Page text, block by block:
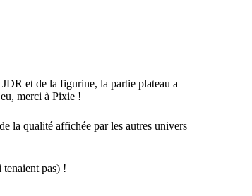
et de la figurine, la partie plateau a
merci à Pixie !
la qualité affichée par les autres univers
pas) !